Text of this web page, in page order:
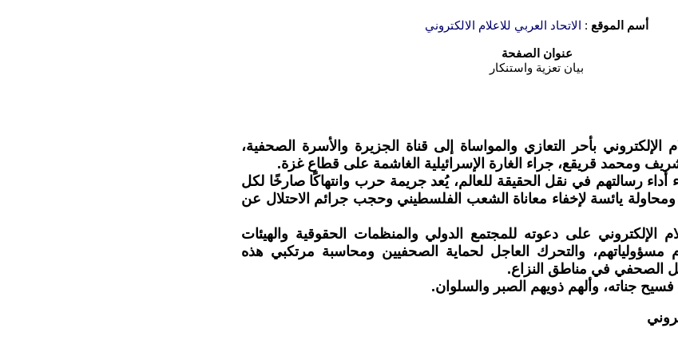
أسم الموقع : الاتحاد العربي للاعلام الالكتروني
عنوان الصفحة
بيان تعزية واستنكار
الإلكتروني بأحر التعازي والمواساة إلى قناة الجزيرة والأسرة الصحفية،
ومحمد قريقع، جراء الغارة الإسرائيلية الغاشمة على قطاع غزة.
أداء رسالتهم في نقل الحقيقة للعالم، يُعد جريمة حرب وانتهاكًا صارخًا لكل
ومحاولة يائسة لإخفاء معاناة الشعب الفلسطيني وحجب جرائم الاحتلال عن
الإلكتروني على دعوته للمجتمع الدولي والمنظمات الحقوقية والهيئات
مسؤولياتهم، والتحرك العاجل لحماية الصحفيين ومحاسبة مرتكبي هذه
الصحفي في مناطق النزاع.
جناته، وألهم ذويهم الصبر والسلوان.